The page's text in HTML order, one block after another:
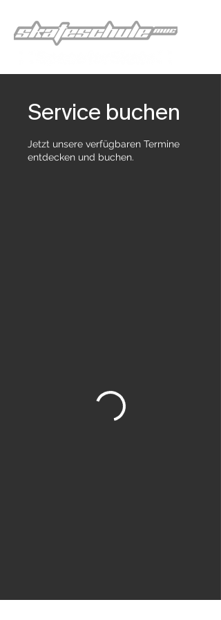
Service buchen
Jetzt unsere verfügbaren Termine
entdecken und buchen.